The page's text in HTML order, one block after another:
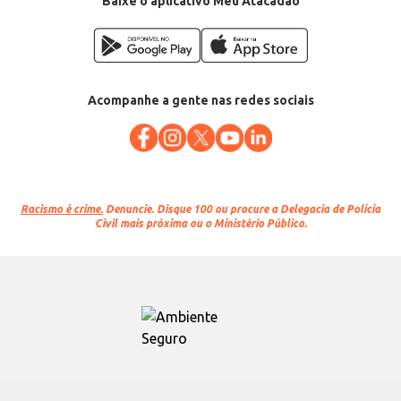
Acompanhe a gente nas redes sociais
Racismo é crime. Denuncie. Disque 100 ou procure a Delegacia de Polícia
Civil mais próxima ou o Ministério Público.